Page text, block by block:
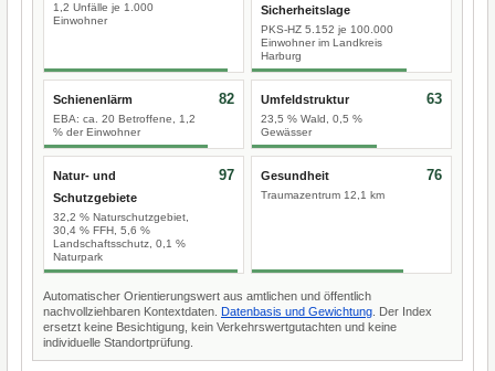
1,2 Unfälle je 1.000
Einwohner
Sicherheitslage
PKS-HZ 5.152 je 100.000
Einwohner im Landkreis
Harburg
Schienenlärm
EBA: ca. 20 Betroffene, 1,2
% der Einwohner
82 Umfeldstruktur
23,5 % Wald, 0,5 %
Gewässer
63
Natur- und
Schutzgebiete
32,2 % Naturschutzgebiet,
30,4 % FFH, 5,6 %
Landschaftsschutz, 0,1 %
Naturpark
97 Gesundheit
Traumazentrum 12,1 km
76
Automatischer Orientierungswert aus amtlichen und öffentlich
nachvollziehbaren Kontextdaten. Datenbasis und Gewichtung . Der Index
ersetzt keine Besichtigung, kein Verkehrswertgutachten und keine
individuelle Standortprüfung.